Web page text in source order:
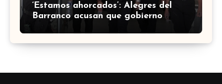
‘Estamos ahorcados’: Alegres del
Barranco acusan que gobierno